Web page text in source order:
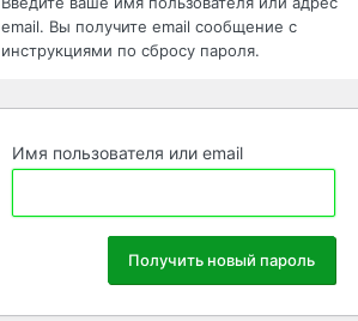
email. Вы получите email сообщение с
инструкциями по сбросу пароля.
Имя пользователя или email